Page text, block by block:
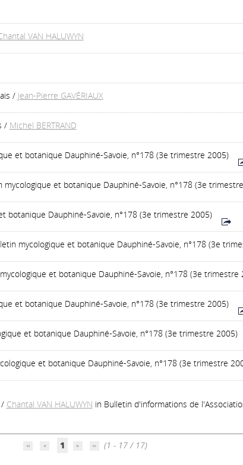
VAN HALUWYN
/ Jean-Pierre GAVÉRIAUX
/ Michel BERTRAND
et botanique Dauphiné-Savoie, n°178 (3e trimestre 2005)
mycologique et botanique Dauphiné-Savoie, n°178 (3e
botanique Dauphiné-Savoie, n°178 (3e trimestre 2005)
mycologique et botanique Dauphiné-Savoie, n°178 (3e
et botanique Dauphiné-Savoie, n°178 (3e trimestre
et botanique Dauphiné-Savoie, n°178 (3e trimestre 2005)
et botanique Dauphiné-Savoie, n°178 (3e trimestre 2005)
et botanique Dauphiné-Savoie, n°178 (3e trimestre
Chantal VAN HALUWYN in Bulletin d'informations de
1 (1 - 17 / 17)